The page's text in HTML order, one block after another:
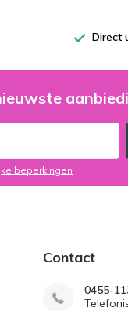
Direct
beperkingen
Contact
0455-